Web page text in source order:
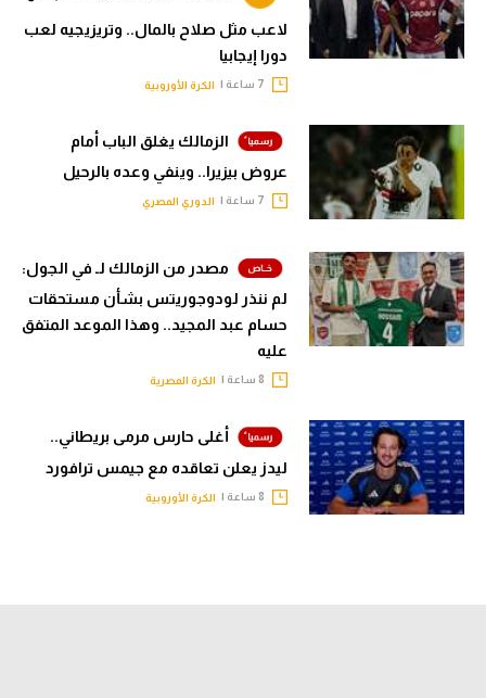
لاعب مثل صلاح بالمال.. وتريزيجيه لعب
دورا إيجابيا
الكرة الأوروبية
الزمالك يغلق الباب أمام
عروض بيزيرا.. وينفي وعده بالرحيل
الدوري المصري
مصدر من الزمالك لـ في الجول:
لم ننذر لودوجوريتس بشأن مستحقات
حسام عبد المجيد.. وهذا الموعد المتفق
عليه
الكرة المصرية
أغلى حارس مرمى بريطاني..
ليدز يعلن تعاقده مع جيمس ترافورد
الكرة الأوروبية